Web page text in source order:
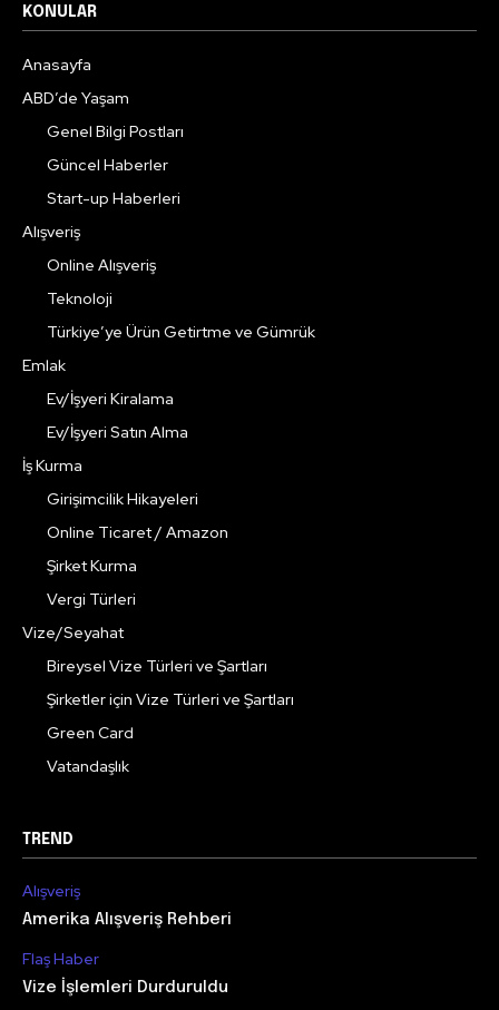
KONULAR
Anasayfa
ABD’de Yaşam
Genel Bilgi Postları
Güncel Haberler
Start-up Haberleri
Alışveriş
Online Alışveriş
Teknoloji
Türkiye’ye Ürün Getirtme ve Gümrük
Emlak
Ev/İşyeri Kiralama
Ev/İşyeri Satın Alma
İş Kurma
Girişimcilik Hikayeleri
Online Ticaret / Amazon
Şirket Kurma
Vergi Türleri
Vize/Seyahat
Bireysel Vize Türleri ve Şartları
Şirketler için Vize Türleri ve Şartları
Green Card
Vatandaşlık
TREND
Alışveriş
Amerika Alışveriş Rehberi
Flaş Haber
Vize İşlemleri Durduruldu